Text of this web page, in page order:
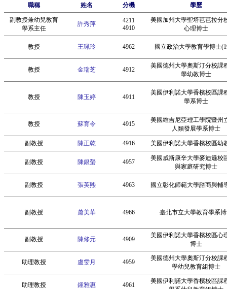
職稱 姓名 分機 學歷
副教授兼幼兒教育
學系主任
許秀萍
4211
4910
美國加州大學聖塔芭芭拉分
心理博士
教授 王珮玲 4962 國立政治大學教育學博士
教授 金瑞芝 4912
美國德州大學奧斯汀分校課
學幼教博士
教授 陳玉婷 4911
美國伊利諾大學香檳校區課
學系博士
教授 蘇育令 4915
美國維吉尼亞理工學院暨州
人類發展學系博士
副教授 陳正乾 4916 美國伊利諾大學香檳校區幼
副教授 陳銀螢 4957
美國威斯康辛大學麥迪遜校
與家庭研究博士
副教授 張英熙 4963 國立彰化師範大學諮商與輔
副教授 蕭美華 4966 臺北市立大學教育學系
副教授 陳修元 4909
美國伊利諾大學香檳校區心
博士
助理教授 盧雯月 4959
美國德州大學奧斯汀分校課
學幼兒教育組博士
助理教授 鍾雅惠 4961
美國伊利諾大學香檳校區課